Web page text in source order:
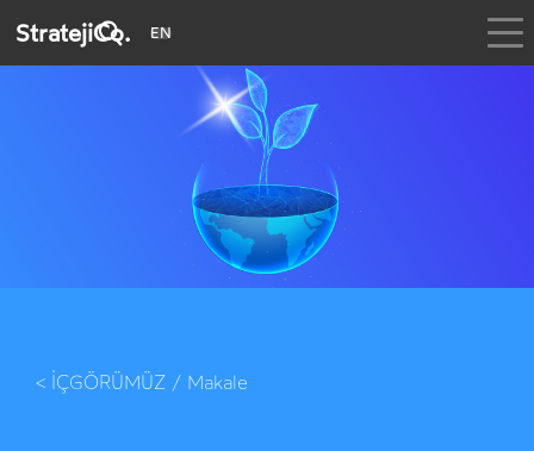
StratejiCo. EN
< İÇGÖRÜMÜZ / Makale